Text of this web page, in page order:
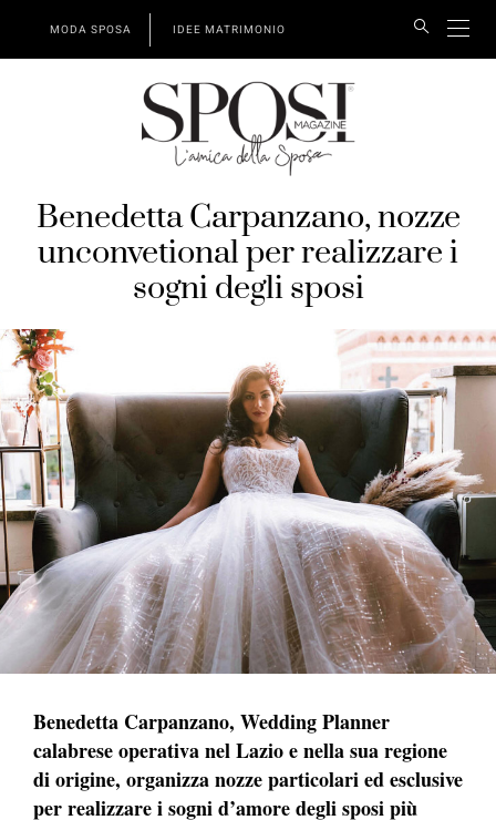
MODA SPOSA IDEE MATRIMONIO
Benedetta Carpanzano, nozze
unconvetional per realizzare i
sogni degli sposi
Benedetta Carpanzano, Wedding Planner
calabrese operativa nel Lazio e nella sua regione
di origine, organizza nozze particolari ed esclusive
per realizzare i sogni d’amore degli sposi più